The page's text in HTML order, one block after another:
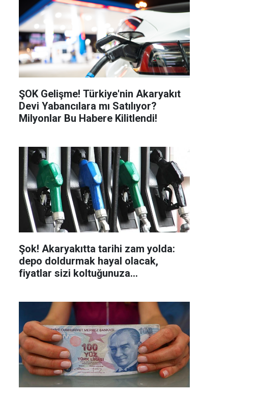
ŞOK Gelişme! Türkiye'nin Akaryakıt
Devi Yabancılara mı Satılıyor?
Milyonlar Bu Habere Kilitlendi!
Şok! Akaryakıtta tarihi zam yolda:
depo doldurmak hayal olacak,
fiyatlar sizi koltuğunuza